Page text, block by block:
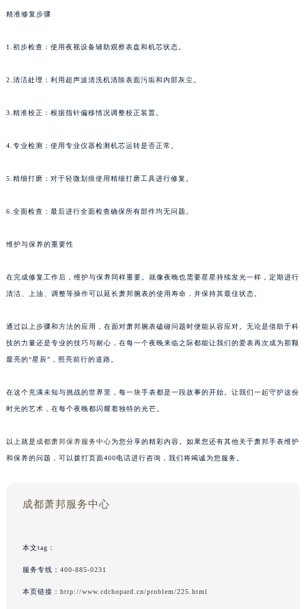
精准修复步骤
1.初步检查：使用夜视设备辅助观察表盘和机芯状态。
2.清洁处理：利用超声波清洗机清除表面污垢和内部灰尘。
3.精准校正：根据指针偏移情况调整校正装置。
4.专业检测：使用专业仪器检测机芯运转是否正常。
5.精细打磨：对于轻微划痕使用精细打磨工具进行修复。
6.全面检查：最后进行全面检查确保所有部件均无问题。
维护与保养的重要性
在完成修复工作后，维护与保养同样重要。就像夜晚也需要星星持续发光一样，定期进行
清洁、上油、调整等操作可以延长萧邦腕表的使用寿命，并保持其最佳状态。
通过以上步骤和方法的应用，在面对萧邦腕表磕碰问题时便能从容应对。无论是借助于科
技的力量还是专业的技巧与耐心，在每一个夜晚来临之际都能让我们的爱表再次成为那颗
最亮的“星辰”，照亮前行的道路。
在这个充满未知与挑战的世界里，每一块手表都是一段故事的开始。让我们一起守护这份
时光的艺术，在每个夜晚都闪耀着独特的光芒。
以上就是 成都萧邦保养服务中心为您分享的精彩内容。如果您还有其他关于萧邦手表维护
和保养的问题，可以拨打页面400电话进行咨询，我们将竭诚为您服务。
成都萧邦服务中心
本文tag：
服务专线： 400-885-0231
本页链接： http://www.cdchopard.cn/problem/225.html